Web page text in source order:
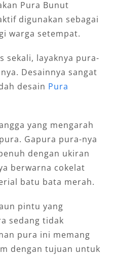
Pura Bunut
digunakan sebagai
warga setempat.
sekali, layaknya pura-
Desainnya sangat
desain Pura
yang mengarah
Gapura pura-nya
dengan ukiran
berwarna cokelat
batu bata merah.
pintu yang
sedang tidak
pura ini memang
dengan tujuan untuk